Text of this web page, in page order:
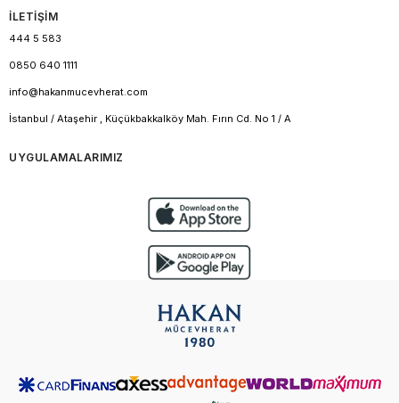
İLETİŞİM
444 5 583
0850 640 1111
info@hakanmucevherat.com
İstanbul / Ataşehir , Küçükbakkalköy Mah. Fırın Cd. No 1 / A
UYGULAMALARIMIZ